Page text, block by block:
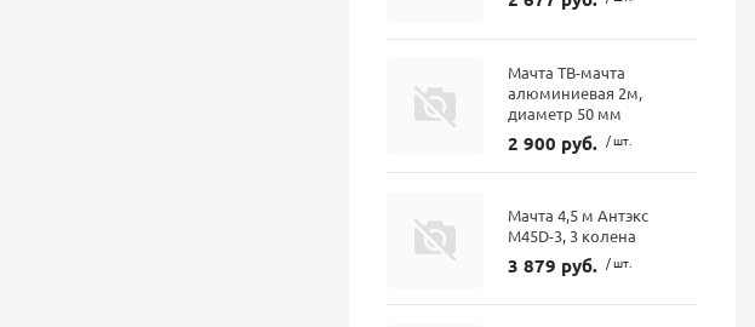
Мачта ТВ-мачта
алюминиевая 2м,
диаметр 50 мм
2 900 руб. / шт.
Мачта 4,5 м Антэкс
M45D-3, 3 колена
3 879 руб. / шт.